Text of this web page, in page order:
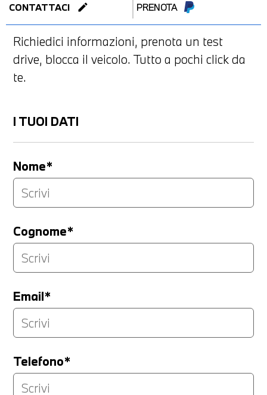
CONTATTACI edit PRENOTA
Richiedici informazioni, prenota un test
drive, blocca il veicolo. Tutto a pochi click da
te.
I TUOI DATI
Nome*
Cognome*
Email*
Telefono*